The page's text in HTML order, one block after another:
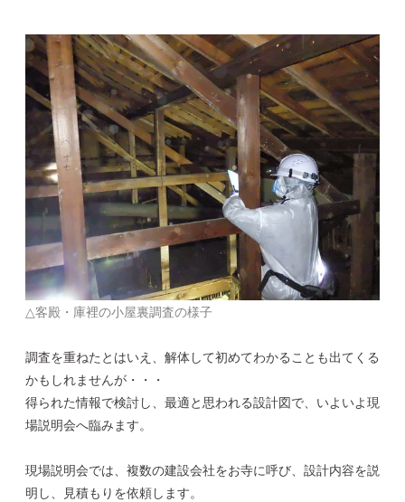
△客殿・庫裡の小屋裏調査の様子
調査を重ねたとはいえ、解体して初めてわかることも出てくる
かもしれませんが・・・
得られた情報で検討し、最適と思われる設計図で、いよいよ現
場説明会へ臨みます。
現場説明会では、複数の建設会社をお寺に呼び、設計内容を説
明し、見積もりを依頼します。